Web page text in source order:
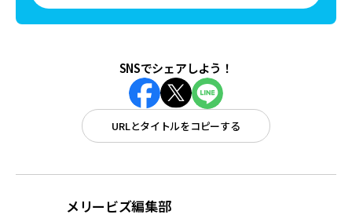
SNSでシェアしよう！
URLとタイトルをコピーする
メリービズ編集部